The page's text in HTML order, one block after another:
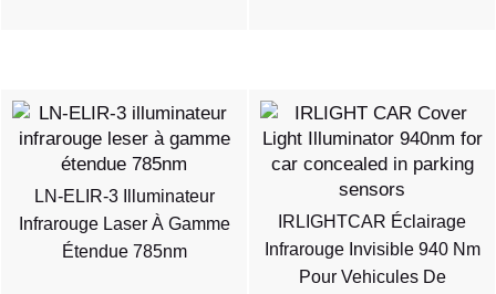
LN-ELIR-3 Illuminateur
Infrarouge Laser À Gamme
Étendue 785nm
IRLIGHTCAR Éclairage
Infrarouge Invisible 940 Nm
Pour Vehicules De